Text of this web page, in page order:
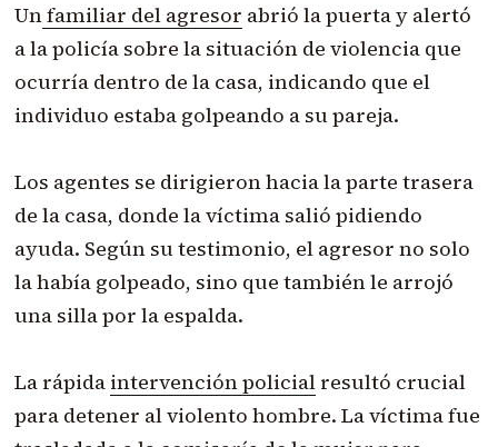
Unfamiliar del agresor abrió la puerta y alertó
a la policía sobre la situación de violencia que
ocurría dentro de la casa, indicando que el
individuo estaba golpeando a su pareja.
Los agentes se dirigieron hacia la parte trasera
de la casa, donde la víctima salió pidiendo
ayuda. Según su testimonio, el agresor no solo
la había golpeado, sino que también le arrojó
una silla por la espalda.
La rápida intervención policialresultó crucial
para detener al violento hombre. La víctima fue